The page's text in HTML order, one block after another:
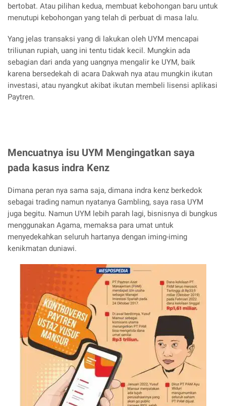
bertobat. Atau pilihan kedua, membuat kebohongan baru untuk
menutupi kebohongan yang telah di perbuat di masa lalu.
Yang jelas transaksi yang di lakukan oleh UYM mencapai
triliunan rupiah, uang ini tentu tidak kecil. Mungkin ada
sebagian dari anda yang uangnya mengalir ke UYM, baik
karena bersedekah di acara Dakwah nya atau mungkin ikutan
investasi, atau nyangkut akibat ikutan membeli lisensi aplikasi
Paytren.
Mencuatnya isu UYM Mengingatkan saya
pada kasus indra Kenz
Dimana peran nya sama saja, dimana indra kenz berkedok
sebagai trading namun nyatanya Gambling, saya rasa UYM
juga begitu. Namun UYM lebih parah lagi, bisnisnya di bungkus
menggunakan Agama, memaksa para umat untuk
menyedekahkan seluruh hartanya dengan iming-iming
kenikmatan duniawi.